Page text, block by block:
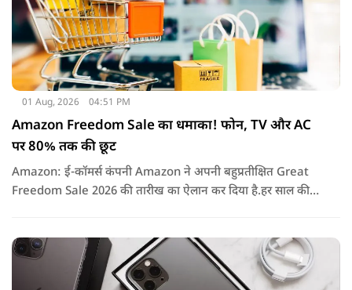
01 Aug, 2026 04:51 PM
Amazon Freedom Sale का धमाका! फोन, TV और AC
पर 80% तक की छूट
Amazon: ई-कॉमर्स कंपनी Amazon ने अपनी बहुप्रतीक्षित Great
Freedom Sale 2026 की तारीख का ऐलान कर दिया है.हर साल की